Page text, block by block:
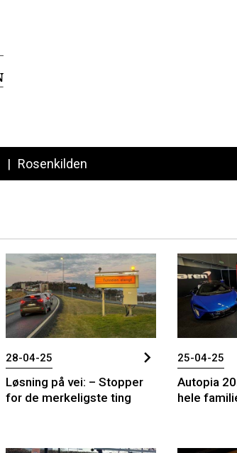
Rosenkilden
28-04-25
Løsning på vei: – Stopper
for de merkeligste ting
25-04-25
Autopia
hele